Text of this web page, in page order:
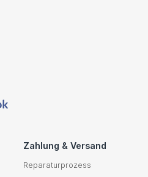
Zahlung & Versand
Reparaturprozess